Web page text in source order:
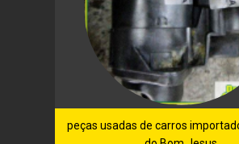
peças usadas de carros